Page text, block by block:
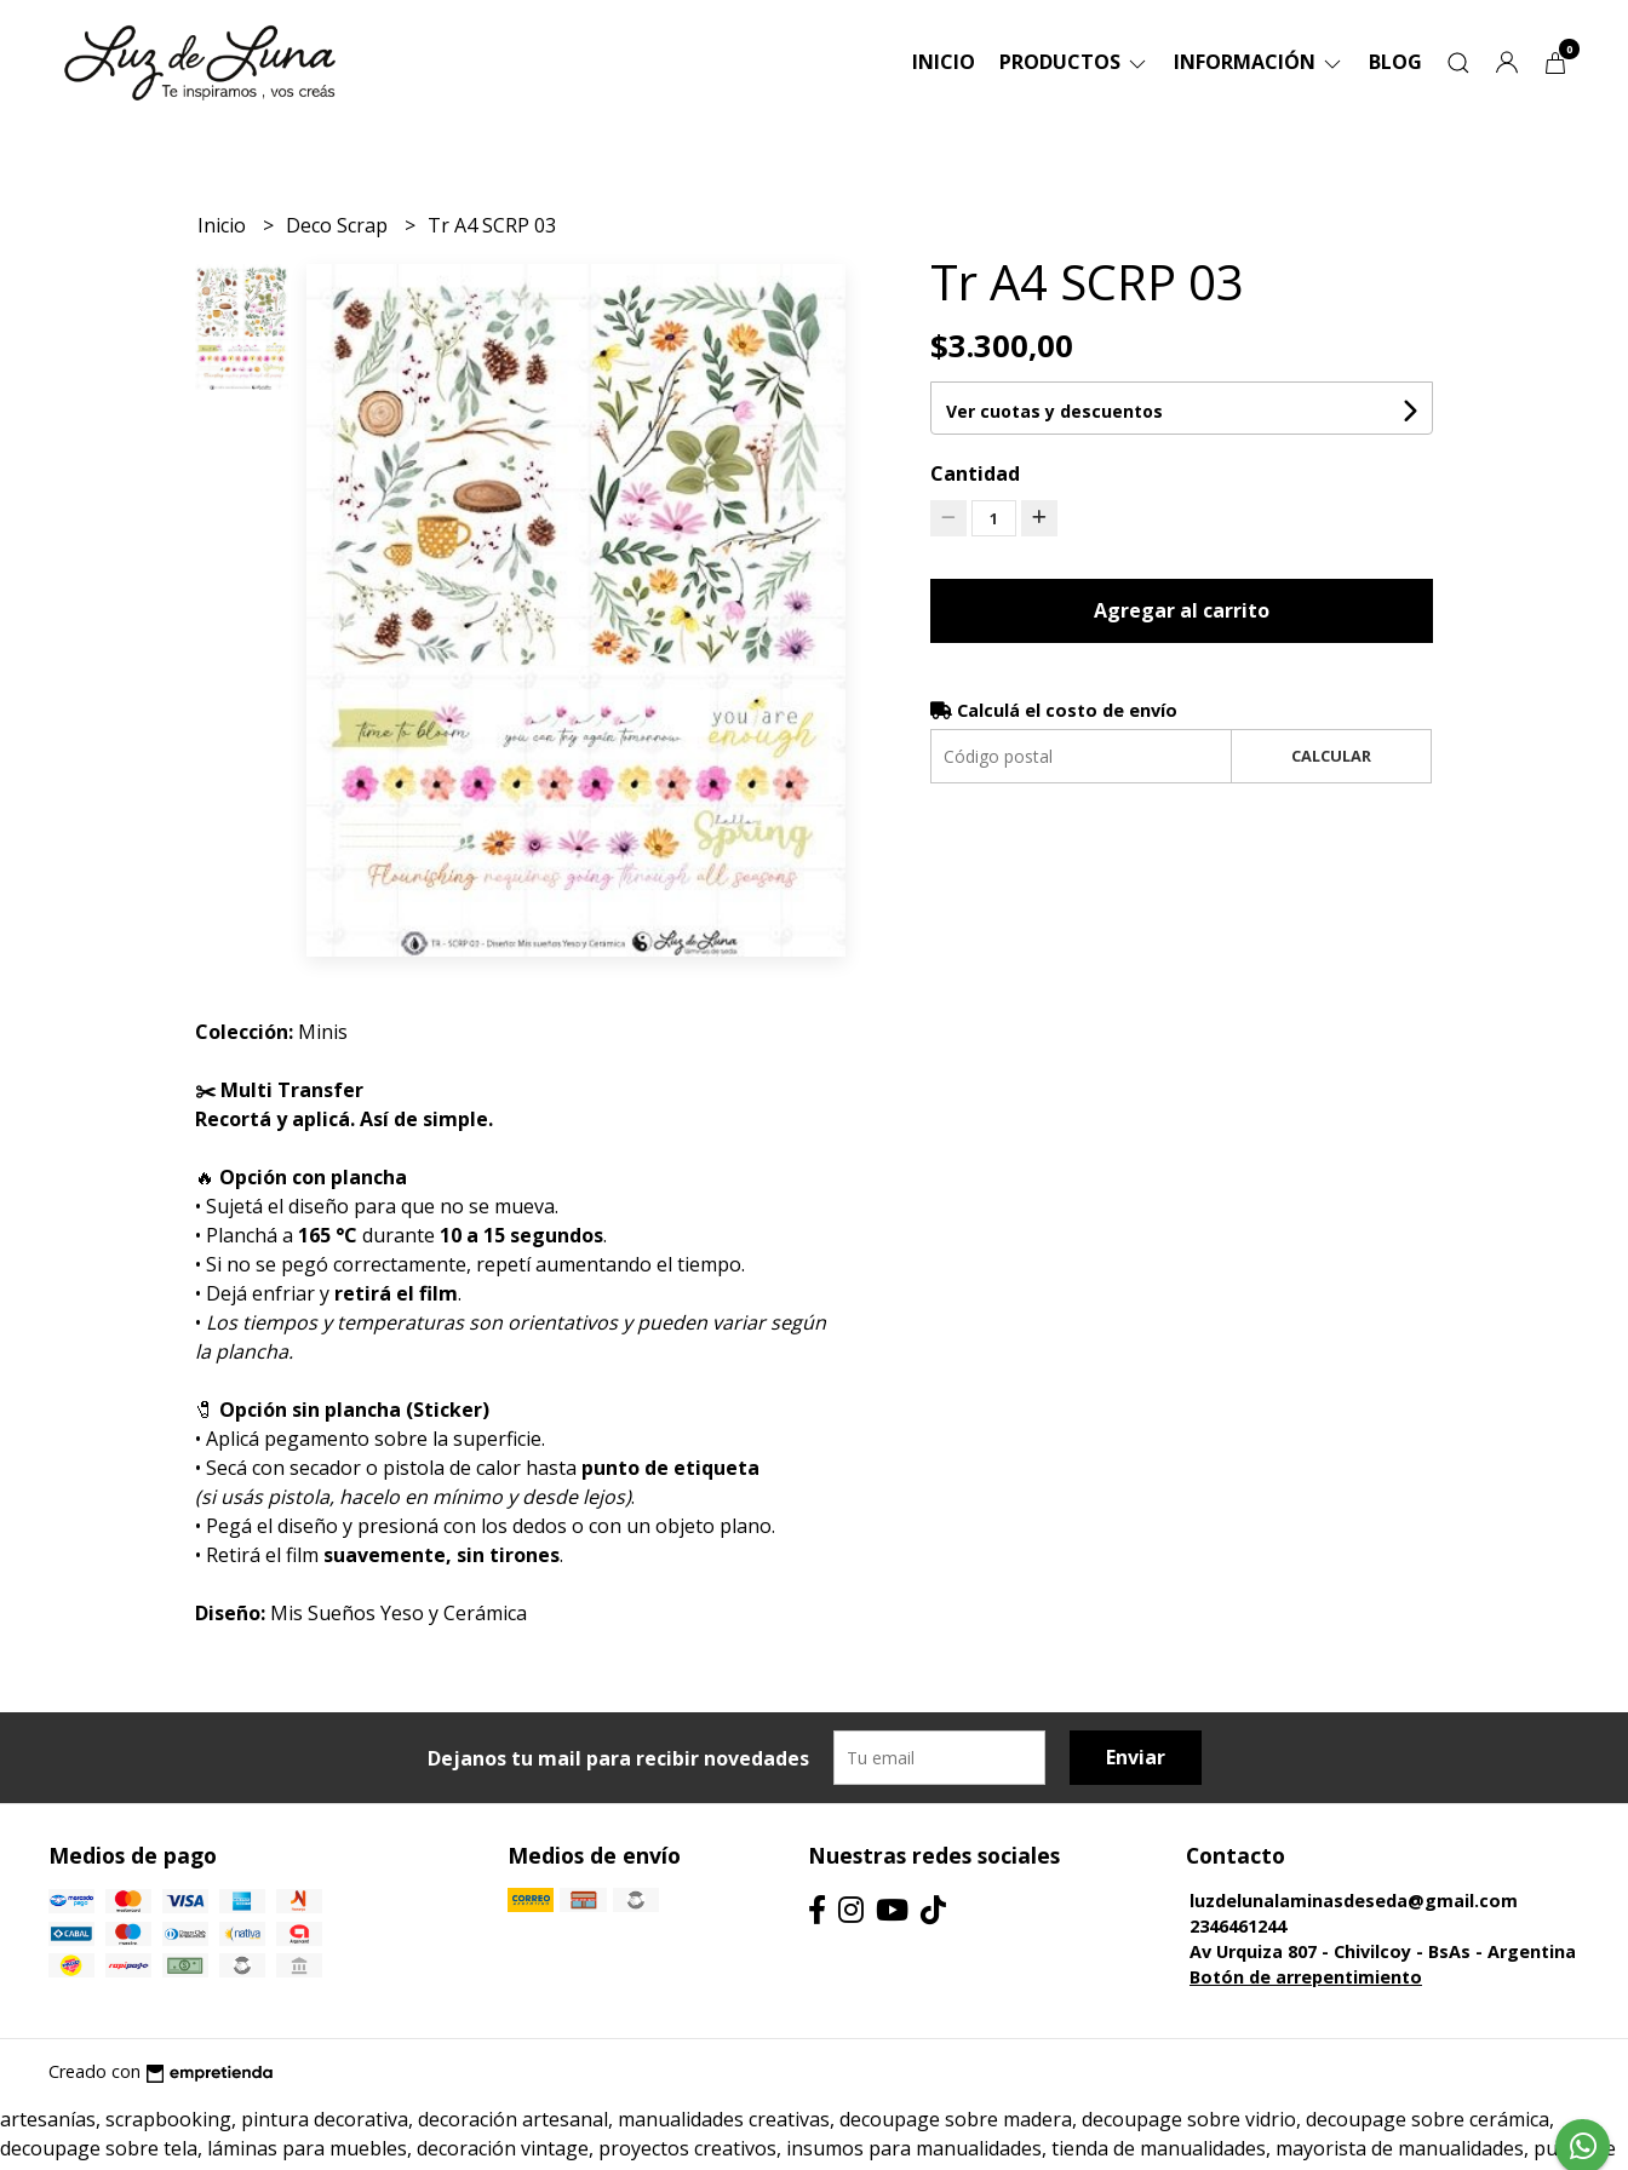
INICIO PRODUCTOS INFORMACIÓN BLOG 0
Inicio Deco Scrap Tr A4 SCRP 03
Colección: Minis
✂️ Multi Transfer
Recortá y aplicá. Así de simple.
🔥 Opción con plancha
• Sujetá el diseño para que no se mueva.
• Planchá a 165 °C durante 10 a 15 segundos.
• Si no se pegó correctamente, repetí aumentando el tiempo.
• Dejá enfriar y retirá el film.
• Los tiempos y temperaturas son orientativos y pueden variar según
la plancha.
🧷 Opción sin plancha (Sticker)
• Aplicá pegamento sobre la superficie.
• Secá con secador o pistola de calor hasta punto de etiqueta
(si usás pistola, hacelo en mínimo y desde lejos).
• Pegá el diseño y presioná con los dedos o con un objeto plano.
• Retirá el film suavemente, sin tirones.
Diseño: Mis Sueños Yeso y Cerámica
Tr A4 SCRP 03
$3.300,00
Ver cuotas y descuentos
Cantidad
1
Agregar al carrito
Calculá el costo de envío
CALCULAR
Dejanos tu mail para recibir novedades Enviar
Medios de pago Medios de envío Nuestras redes sociales Contacto
luzdelunalaminasdeseda@gmail.com
2346461244
Av Urquiza 807 - Chivilcoy - BsAs - Argentina
Botón de arrepentimiento
Creado con
artesanías, scrapbooking, pintura decorativa, decoración artesanal, manualidades creativas, decoupage sobre madera, decoupage sobre vidrio, decoupage sobre cerámica,
decoupage sobre tela, láminas para muebles, decoración vintage, proyectos creativos, insumos para manualidades, tienda de manualidades, mayorista de manualidades, punto de